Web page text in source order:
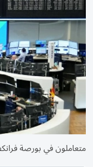
متعاملون في بورصة